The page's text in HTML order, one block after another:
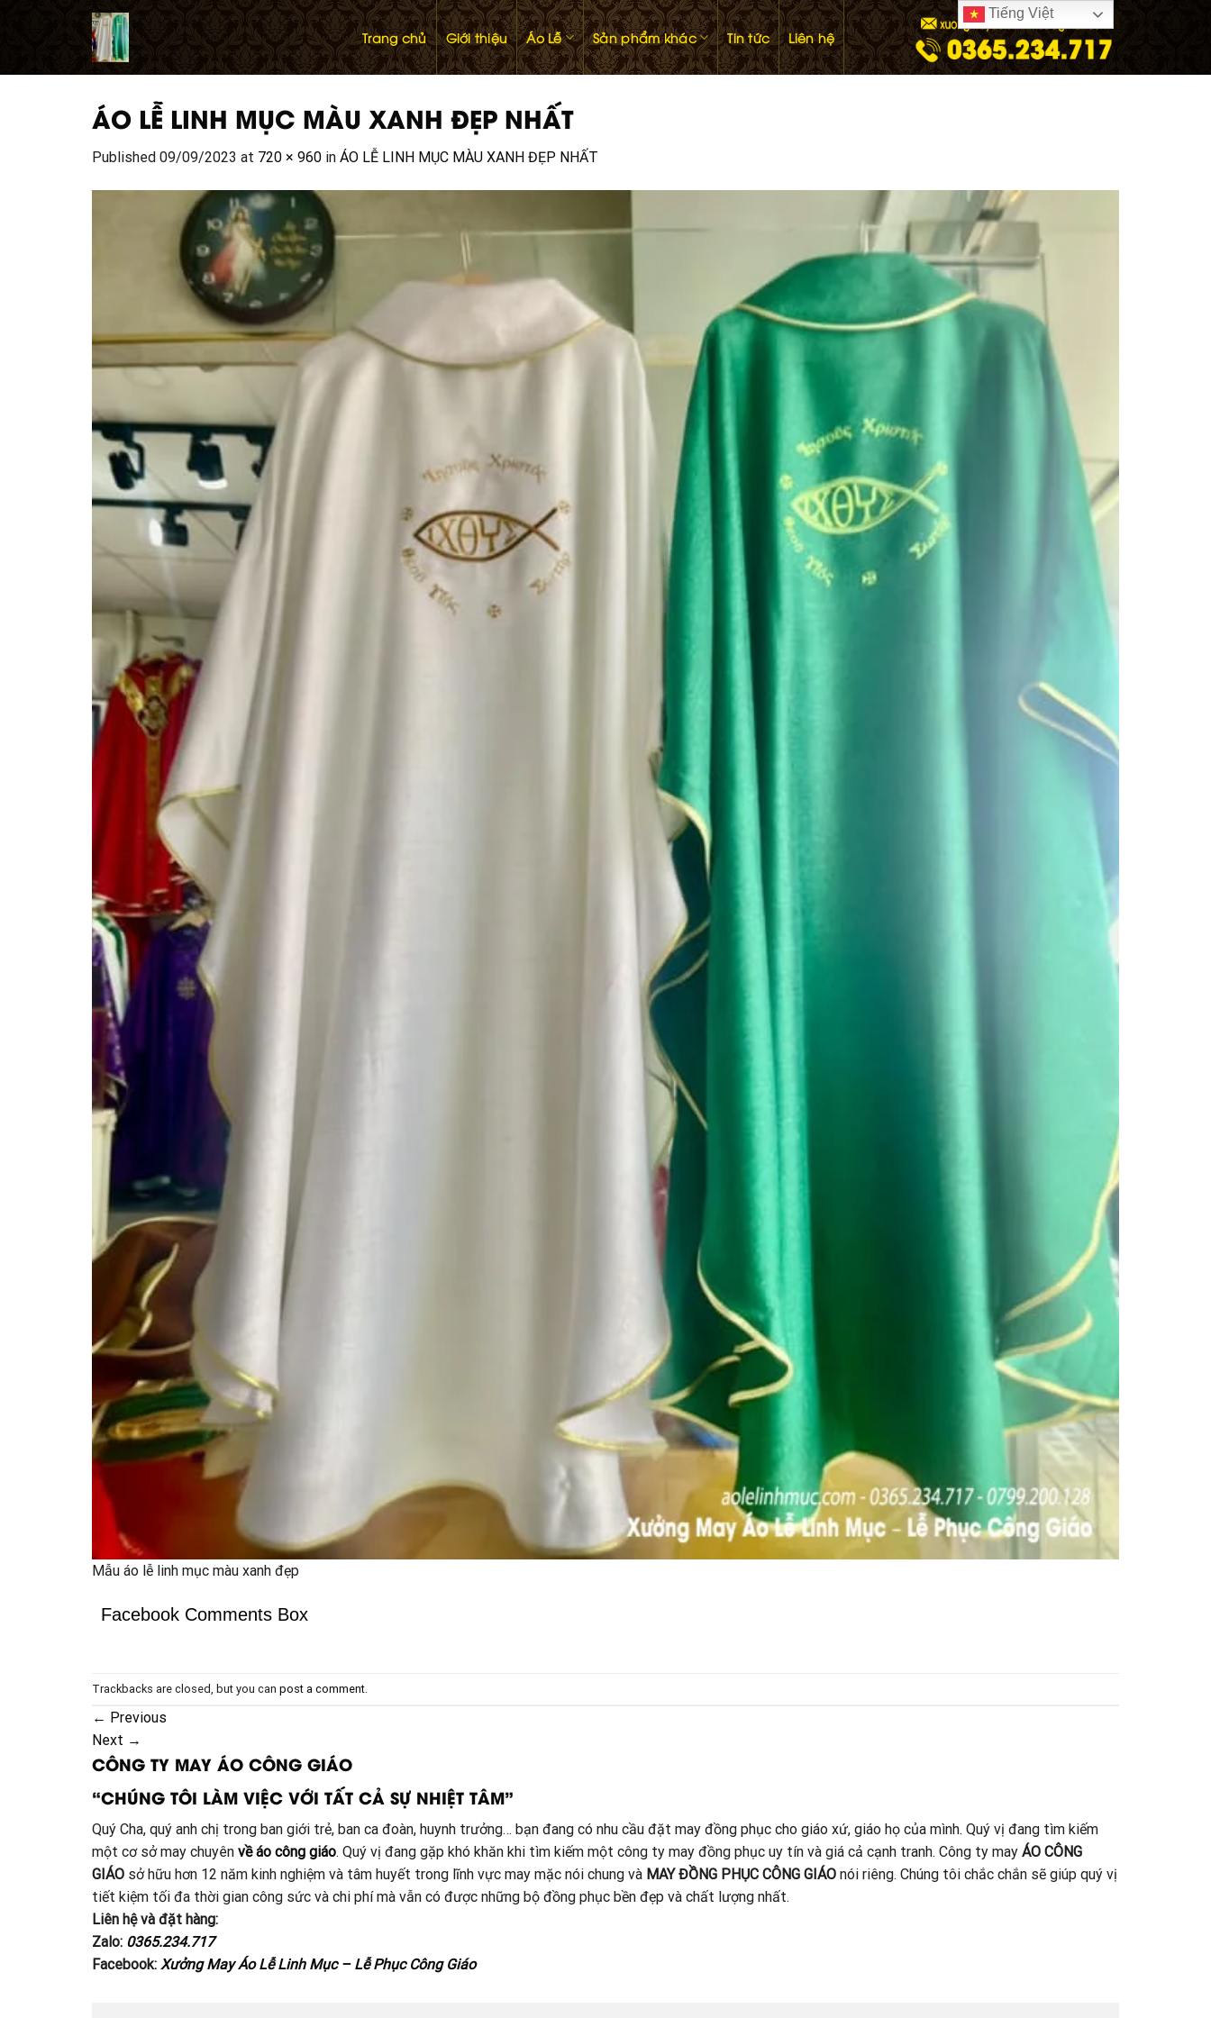
Trang chủ Giới thiệu Áo Lễ Sản phẩm khác Tin tức Liên hệ
ÁO LỄ LINH MỤC MÀU XANH ĐẸP NHẤT
Published 09/09/2023 at 720 × 960 in ÁO LỄ LINH MỤC MÀU XANH ĐẸP NHẤT
Mẫu áo lễ linh mục màu xanh đẹp
Facebook Comments Box
Trackbacks are closed, but you can post a comment
← Previous
Next →
CÔNG TY MAY ÁO CÔNG GIÁO
“CHÚNG TÔI LÀM VIỆC VỚI TẤT CẢ SỰ NHIỆT TÂM”
Quý Cha, quý anh chị trong ban giới trẻ, ban ca đoàn, huynh trưởng… bạn đang có nhu cầu đặt may đồng phục cho giáo xứ, giáo họ của mình. Quý vị đang tìm kiếm
một cơ sở may chuyên về áo công giáo. Quý vị đang gặp khó khăn khi tìm kiếm một công ty may đồng phục uy tín và giá cả cạnh tranh. Công ty may ÁO CÔNG
GIÁO sở hữu hơn 12 năm kinh nghiệm và tâm huyết trong lĩnh vực may mặc nói chung và MAY ĐỒNG PHỤC CÔNG GIÁO nói riêng. Chúng tôi chắc chắn sẽ giúp quý vị
tiết kiệm tối đa thời gian công sức và chi phí mà vẫn có được những bộ đồng phục bền đẹp và chất lượng nhất.
Liên hệ và đặt hàng:
Zalo: 0365.234.717
Facebook: Xưởng May Áo Lễ Linh Mục – Lễ Phục Công Giáo
Tiếng Việt